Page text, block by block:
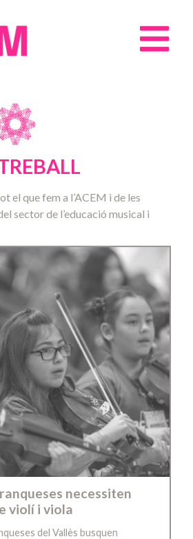
el que fem a l’ACEM i de les
sector de l’educació musical i
necessiten
violí i viola
del Vallès busquen